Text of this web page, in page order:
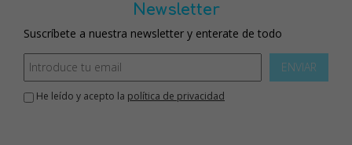
Newsletter
Suscríbete a nuestra newsletter y enterate de todo
ENVIAR
He leído y acepto la política de privacidad